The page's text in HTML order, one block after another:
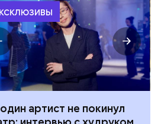
артист не покинул